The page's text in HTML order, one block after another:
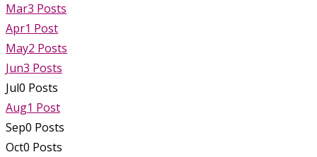
Mar3 Posts
Apr1 Post
May2 Posts
Jun3 Posts
Jul0 Posts
Aug1 Post
Sep0 Posts
Oct0 Posts